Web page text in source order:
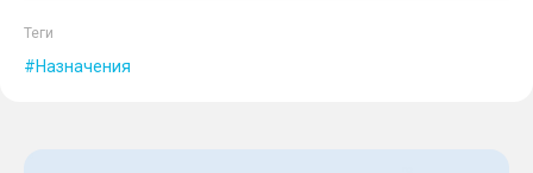
Теги
Назначения